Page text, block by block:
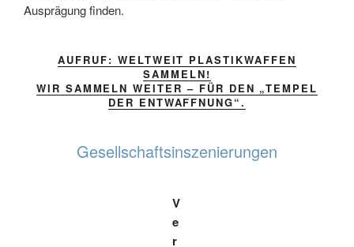
Ausprägung finden.
AUFRUF: WELTWEIT PLASTIKWAFFEN
SAMMELN!
WIR SAMMELN WEITER – FÜR DEN „TEMPEL
DER ENTWAFFNUNG“.
Gesellschaftsinszenierungen
V
e
r